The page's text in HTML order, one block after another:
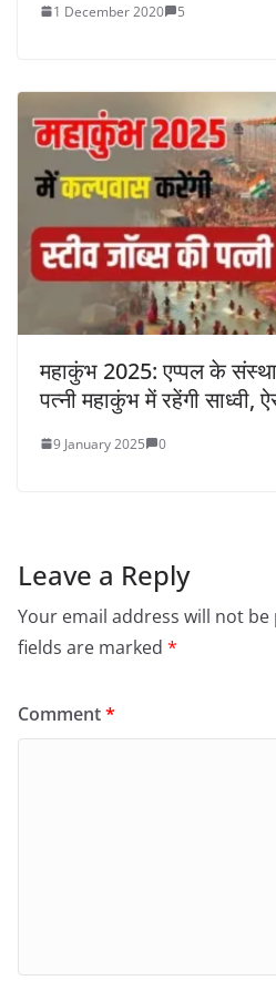
1 December 2020 5
महाकुंभ 2025: एप्पल के
पत्नी महाकुंभ में रहेंगी साध्वी,
9 January 2025 0
Leave a Reply
Your email address will not be
fields are marked *
Comment*